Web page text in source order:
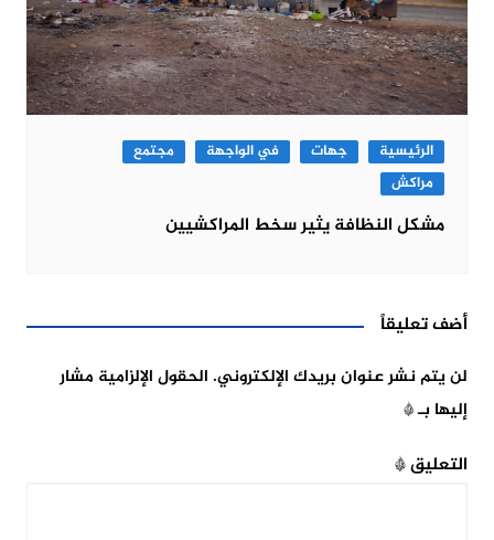
الرئيسية جهات في الواجهة
مجتمع
مراكش
مشكل النظافة يثير سخط المراكشيين
أضف تعليقاً
لن يتم نشر عنوان بريدك الإلكتروني. الحقول الإلزامية مشار
إليها بـ*
التعليق*